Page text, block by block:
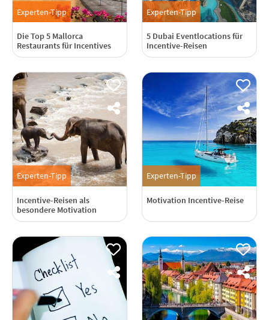
Experten-Tipp
Die Top 5 Mallorca
Restaurants für Incentives
Experten-Tipp
5 Dubai Eventlocations für
Incentive-Reisen
Experten-Tipp
Incentive-Reisen als
besondere Motivation
Experten-Tipp
Motivation Incentive-Reise